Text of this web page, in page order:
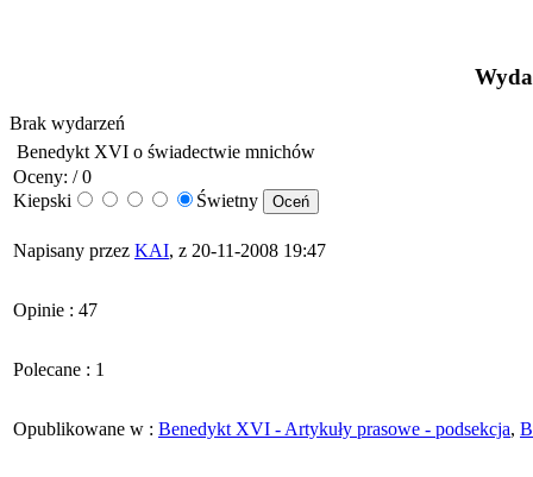
Brak wydarzeń
Benedykt XVI o świadectwie mnichów
Oceny: / 0
Kiepski
Świetny
Napisany przez KAI, z 20-11-2008 19:47
Opinie : 47
Polecane : 1
Opublikowane w : Benedykt XVI - Artykuły prasowe - podsekcja,